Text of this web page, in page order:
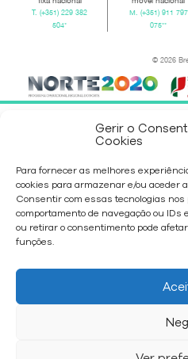
Gerir o
Cookies
Para fornecer as melhores
cookies para armazenar e/ou aceder
Consentir com essas tecnologias
comportamento de navegação ou
ou retirar o consentimento pode
funções.
T.(+351) 229 382
504*
M. (+351) 911 797
075**
© 2026